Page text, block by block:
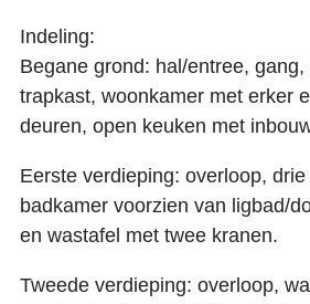
Indeling:
Begane grond: hal/entree,
trapkast, woonkamer met erker
deuren, open keuken met
Eerste verdieping: overloop,
badkamer voorzien van ligbad/
en wastafel met twee kranen.
Tweede verdieping: overloop,